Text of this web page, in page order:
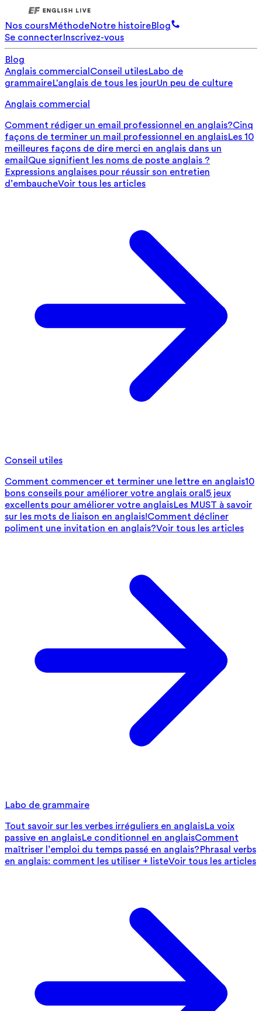
Nos coursMéthodeNotre histoireBlog
Se connecterInscrivez-vous
Blog
Anglais commercial Conseil utilesLabo de
grammaireL'anglais de tous les jourUn peu de culture
Anglais commercial
Comment rédiger un email professionnel en anglais?Cinq
façons de terminer un mail professionnel en anglaisLes 10
meilleures façons de dire merci en anglais dans un
email Que signifient les noms de poste anglais ?
Expressions anglaises pour réussir son entretien
d’embaucheVoir tous les articles
Conseil utiles
Comment commencer et terminer une lettre en anglais10
bons conseils pour améliorer votre anglais oral 5 jeux
excellents pour améliorer votre anglaisLes MUST à savoir
sur les mots de liaison en anglais!Comment décliner
poliment une invitation en anglais?Voir tous les articles
Labo de grammaire
Tout savoir sur les verbes irréguliers en anglaisLa voix
passive en anglaisLe conditionnel en anglaisComment
maîtriser l’emploi du temps passé en anglais?Phrasal verbs
en anglais: comment les utiliser + listeVoir tous les articles